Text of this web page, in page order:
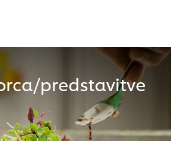
predstavitve